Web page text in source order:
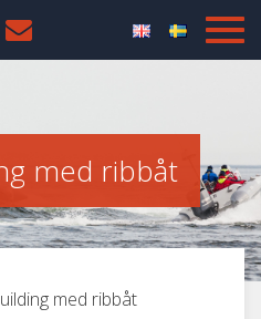
med ribbåt
med ribbåt